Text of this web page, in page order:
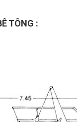
Ê TÔNG :